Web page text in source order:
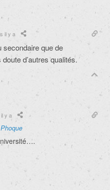
il y a
secondaire que de
d’autres qualités.
y a